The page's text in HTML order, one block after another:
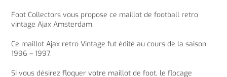
Foot Collectors vous propose ce maillot de football retro
vintage Ajax Amsterdam.
Ce maillot Ajax retro Vintage fut édité au cours de la saison
1996 – 1997.
Si vous désirez floquer votre maillot de foot, le flocage